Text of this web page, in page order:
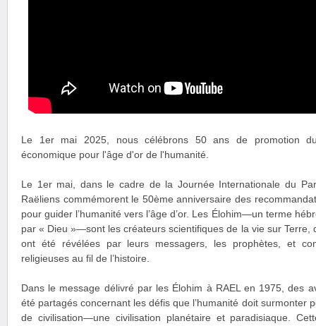
Le 1er mai 2025, nous célébrons 50 ans de promotion
économique pour l'âge d'or de l'humanité.
Le 1er mai, dans le cadre de la Journée Internationale du
Raëliens commémorent le 50ème anniversaire des
pour guider l’humanité vers l’âge d’or. Les Élohim—un terme
par « Dieu »—sont les créateurs scientifiques de la vie sur Terre,
ont été révélées par leurs messagers, les prophètes, et
religieuses au fil de l’histoire.
Dans le message délivré par les Élohim à RAEL en 1975, des
été partagés concernant les défis que l’humanité doit surmonter
de civilisation—une civilisation planétaire et paradisiaque.